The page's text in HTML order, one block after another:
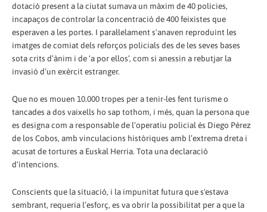
dotació present a la ciutat sumava un màxim de 40 policies,
incapaços de controlar la concentració de 400 feixistes que
esperaven a les portes. I paral·lelament s'anaven reproduint les
imatges de comiat dels reforços policials des de les seves bases
sota crits d’ànim i de ‘a por ellos’, com si anessin a rebutjar la
invasió d’un exèrcit estranger.
Que no es mouen 10.000 tropes per a tenir-les fent turisme o
tancades a dos vaixells ho sap tothom, i més, quan la persona que
es designa com a responsable de l’operatiu policial és Diego Pérez
de los Cobos, amb vinculacions històriques amb l’extrema dreta i
acusat de tortures a Euskal Herria. Tota una declaració
d’intencions.
Conscients que la situació, i la impunitat futura que s'estava
sembrant, requeria l’esforç, es va obrir la possibilitat per a que la